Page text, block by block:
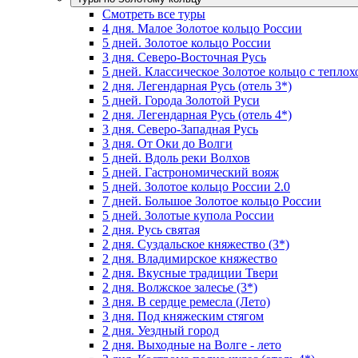
Смотреть все туры
4 дня. Малое Золотое кольцо России
5 дней. Золотое кольцо России
3 дня. Северо-Восточная Русь
5 дней. Классическое Золотое кольцо с
2 дня. Легендарная Русь (отель 3*)
5 дней. Города Золотой Руси
2 дня. Легендарная Русь (отель 4*)
3 дня. Северо-Западная Русь
3 дня. От Оки до Волги
5 дней. Вдоль реки Волхов
5 дней. Гастрономический вояж
5 дней. Золотое кольцо России 2.0
7 дней. Большое Золотое кольцо России
5 дней. Золотые купола России
2 дня. Русь святая
2 дня. Суздальское княжество (3*)
2 дня. Владимирское княжество
2 дня. Вкусные традиции Твери
2 дня. Волжское залесье (3*)
3 дня. В сердце ремесла (Лето)
3 дня. Под княжеским стягом
2 дня. Уездный город
2 дня. Выходные на Волге - лето